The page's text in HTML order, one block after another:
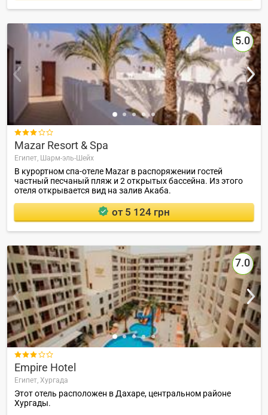
5.0

Mazar Resort & Spa
Египет, Шарм-эль-Шейх
В курортном спа-отеле Mazar в распоряжении гостей
частный песчаный пляж и 2 открытых бассейна. Из этого
отеля открывается вид на залив Акаба.
от 5 124 грн
7.0

Empire Hotel
Египет, Хургада
Этот отель расположен в Дахаре, центральном районе
Хургады.